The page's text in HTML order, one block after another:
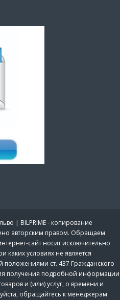
| BILPRIME - копирование
авторским правом. Обращаем
сайт носит исключительно
условиях не является
ст. 437 Гражданского
получения подробной информации
и (или) услуг, о времени и
обращайтесь к менеджерам